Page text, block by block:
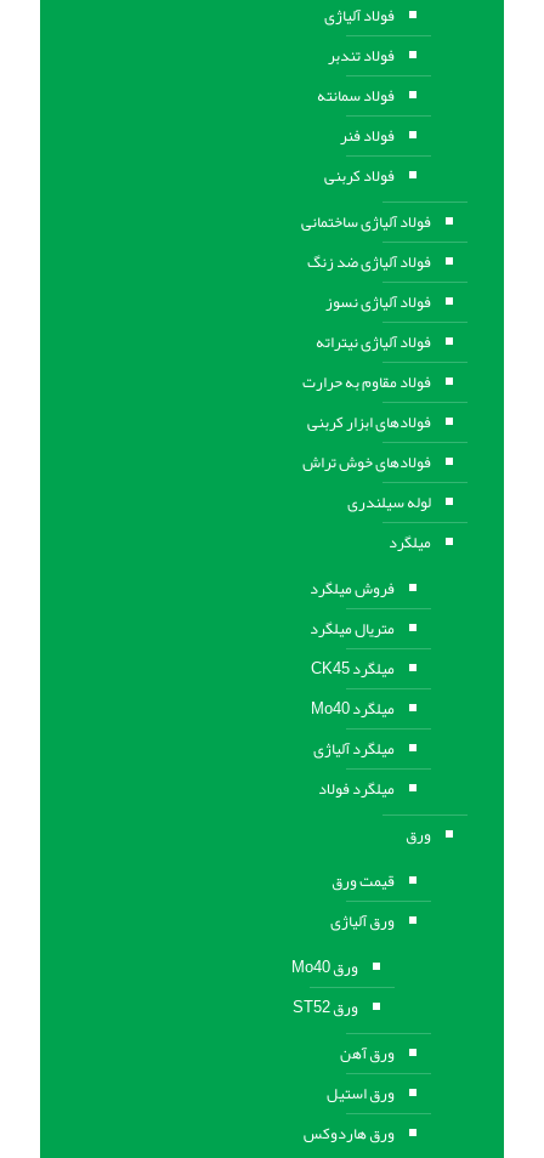
فولاد آلیاژی
فولاد تندبر
فولاد سمانته
فولاد فنر
فولاد کربنی
فولاد آلیاژی ساختمانی
فولاد آلیاژی ضد زنگ
فولاد آلیاژی نسوز
فولاد آلیاژی نیتراته
فولاد مقاوم به حرارت
فولادهای ابزار کربنی
فولادهای خوش تراش
لوله سیلندری
میلگرد
فروش میلگرد
متریال میلگرد
میلگرد CK45
میلگرد Mo40
میلگرد آلیاژی
میلگرد فولاد
ورق
قیمت ورق
ورق آلیاژی
ورق Mo40
ورق ST52
ورق آهن
ورق استيل
ورق هاردوکس